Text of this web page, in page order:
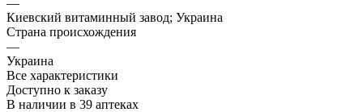
Киевский витаминный завод; Украина
Страна происхождения
—
Украина
Все характеристики
Доступно к заказу
В наличии в 39 аптеках